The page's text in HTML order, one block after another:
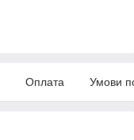
Оплата Умови